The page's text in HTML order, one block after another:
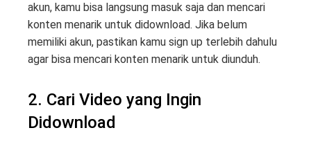
akun, kamu bisa langsung masuk saja dan mencari
konten menarik untuk didownload. Jika belum
memiliki akun, pastikan kamu sign up terlebih dahulu
agar bisa mencari konten menarik untuk diunduh.
2. Cari Video yang Ingin
Didownload